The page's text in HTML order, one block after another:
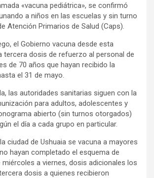
«vacuna pediátrica», se confirmó
a niños en las escuelas y sin turno
Atención Primarios de Salud (Caps).
el Gobierno vacuna desde esta
tercera dosis de refuerzo al personal de
de 70 años que hayan recibido la
el 31 de mayo.
las autoridades sanitarias siguen con la
para adultos, adolescentes y
abierto (sin turnos otorgados)
el día a cada grupo en particular.
ciudad de Ushuaia se vacuna a mayores
hayan completado el esquema de
a viernes, dosis adicionales los
dosis a quienes recibieron